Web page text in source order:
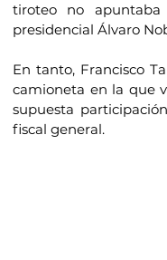
tiroteo no apuntaba
presidencial Álvaro
En tanto, Francisco
camioneta en la que
supuesta
fiscal general.